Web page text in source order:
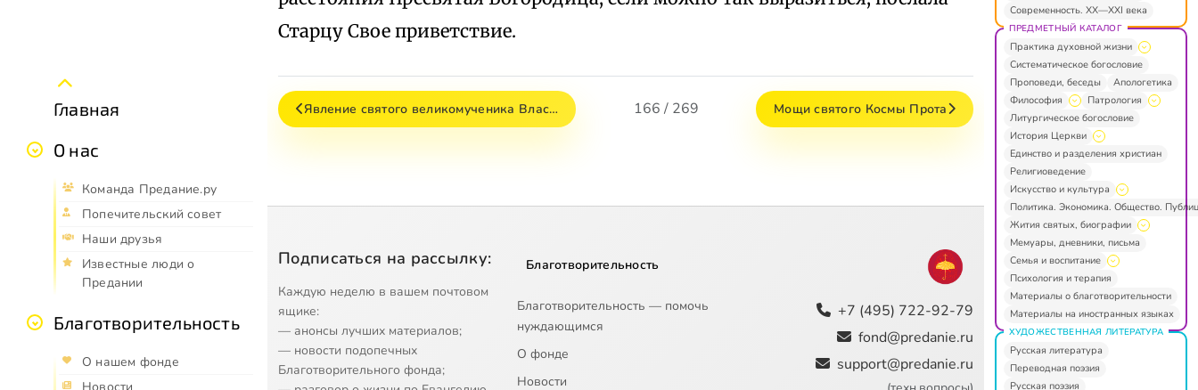
Главная
О нас
Команда Предание.ру
Попечительский совет
Наши друзья
Известные люди о
Предании
Благотворительность
О нашем фонде
Старцу Свое приветствие.
Явление святого великомученика Влас… 166 / 269 Мощи святого Космы Прота
Подписаться на рассылку:
Каждую неделю в вашем почтовом
ящике:
— анонсы лучших материалов;
— новости подопечных
Благотворительного фонда;
Благотворительность
Благотворительность — помочь
нуждающимся
О фонде
Новости
+7 (495) 722-92-79
fond@predanie.ru
support@predanie.ru
Современность. XX—XXI века
ПРЕДМЕТНЫЙ КАТАЛОГ
Практика духовной жизни
Систематическое богословие
Проповеди, беседы
Апологетика
Философия
Патрология
Литургическое богословие
История Церкви
Единство и разделения христиан
Религиоведение
Искусство и культура
Политика. Экономика. Общество.
Жития святых, биографии
Мемуары, дневники, письма
Семья и воспитание
Психология и терапия
Материалы о благотворительности
Материалы на иностранных языках
ХУДОЖЕСТВЕННАЯ ЛИТЕРАТУРА
Русская литература
Переводная поэзия
Русская поэзия